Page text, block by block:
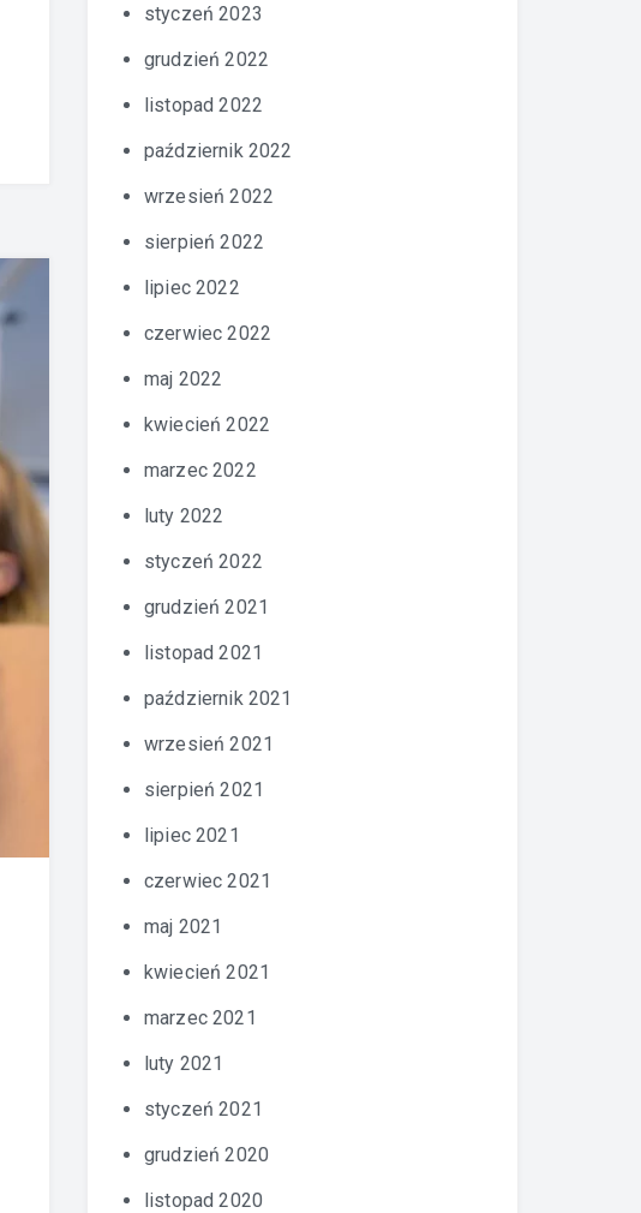
styczeń 2023
grudzień 2022
listopad 2022
październik 2022
wrzesień 2022
sierpień 2022
lipiec 2022
czerwiec 2022
maj 2022
kwiecień 2022
marzec 2022
luty 2022
styczeń 2022
grudzień 2021
listopad 2021
październik 2021
wrzesień 2021
sierpień 2021
lipiec 2021
czerwiec 2021
maj 2021
kwiecień 2021
marzec 2021
luty 2021
styczeń 2021
grudzień 2020
listopad 2020